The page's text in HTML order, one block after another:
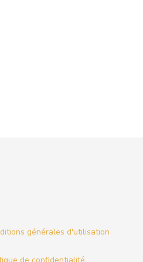
générales d'utilisation
de confidentialité